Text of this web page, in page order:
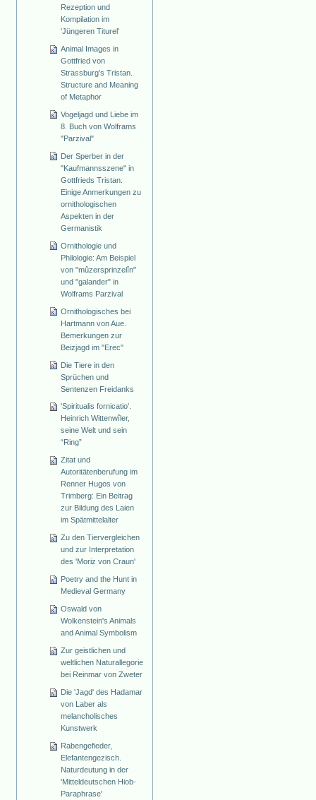
Rezeption und
Kompilation im
'Jüngeren Titurel'
Animal Images in
Gottfried von
Strassburg’s Tristan.
Structure and Meaning
of Metaphor
Vogeljagd und Liebe im
8. Buch von Wolframs
"Parzival"
Der Sperber in der
"Kaufmannsszene" in
Gottfrieds Tristan.
Einige Anmerkungen zu
ornithologischen
Aspekten in der
Germanistik
Ornithologie und
Philologie: Am Beispiel
von "mûzersprinzelîn"
und "galander" in
Wolframs Parzival
Ornithologisches bei
Hartmann von Aue.
Bemerkungen zur
Beizjagd im "Erec"
Die Tiere in den
Sprüchen und
Sentenzen Freidanks
'Spiritualis fornicatio'.
Heinrich Wittenwîler,
seine Welt und sein
“Ring”
Zitat und
Autoritätenberufung im
Renner Hugos von
Trimberg: Ein Beitrag
zur Bildung des Laien
im Spätmittelalter
Zu den Tiervergleichen
und zur Interpretation
des 'Moriz von Craun'
Poetry and the Hunt in
Medieval Germany
Oswald von
Wolkenstein's Animals
and Animal Symbolism
Zur geistlichen und
weltlichen Naturallegorie
bei Reinmar von Zweter
Die 'Jagd' des Hadamar
von Laber als
melancholisches
Kunstwerk
Rabengefieder,
Elefantengezisch.
Naturdeutung in der
'Mitteldeutschen Hiob-
Paraphrase'